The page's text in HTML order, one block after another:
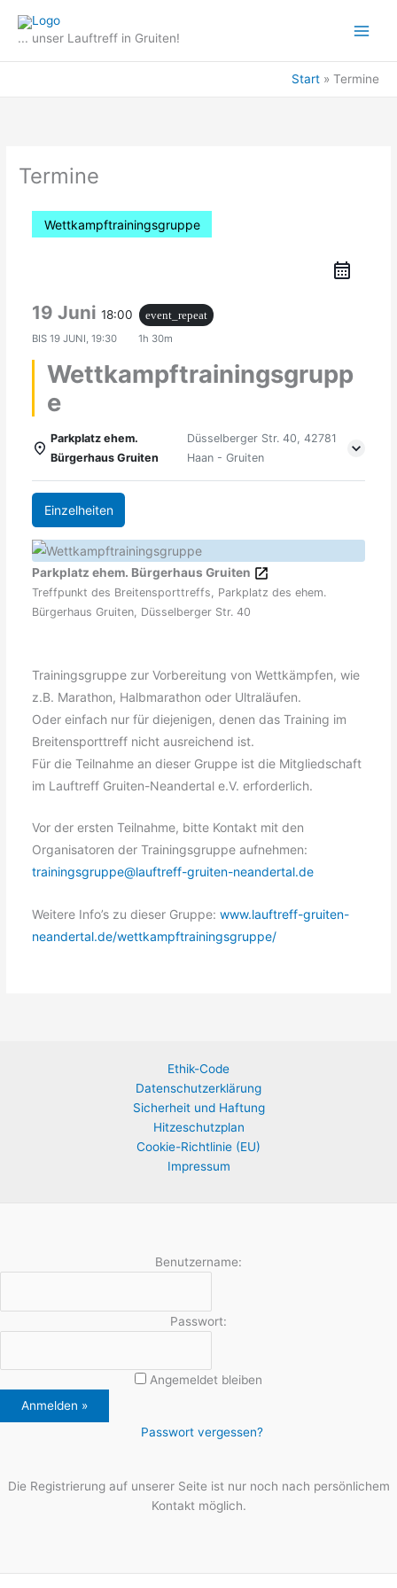
Inhalt
... unser Lauftreff in Gruiten!
Start Termine
Termine
Wettkampftrainingsgruppe
19 Juni18:00
event_repeat
BIS19 JUNI, 19:30 1h 30m
Wettkampftrainingsgrupp
e
Parkplatz ehem.
Bürgerhaus Gruiten
Düsselberger Str. 40, 42781
Haan - Gruiten
Einzelheiten
Parkplatz ehem. Bürgerhaus Gruiten
Treffpunkt des Breitensporttreffs, Parkplatz des ehem.
Bürgerhaus Gruiten, Düsselberger Str. 40
Trainingsgruppe zur Vorbereitung von Wettkämpfen, wie
z.B. Marathon, Halbmarathon oder Ultraläufen.
Oder einfach nur für diejenigen, denen das Training im
Breitensporttreff nicht ausreichend ist.
Für die Teilnahme an dieser Gruppe ist die Mitgliedschaft
im Lauftreff Gruiten-Neandertal e.V. erforderlich.
Vor der ersten Teilnahme, bitte Kontakt mit den
Organisatoren der Trainingsgruppe aufnehmen:
trainingsgruppe@lauftreff-gruiten-neandertal.de
Weitere Info’s zu dieser Gruppe:www.lauftreff-gruiten-
neandertal.de/wettkampftrainingsgruppe/
Ethik-Code
Datenschutzerklärung
Sicherheit und Haftung
Hitzeschutzplan
Cookie-Richtlinie (EU)
Impressum
Benutzername:
Passwort:
Angemeldet bleiben
Passwort vergessen?
Die Registrierung auf unserer Seite ist nur noch nach persönlichem
Kontakt möglich.